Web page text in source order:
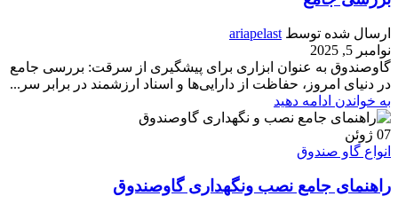
ارسال شده توسط ariapelast
نوامبر 5, 2025
گاوصندوق به عنوان ابزاری برای پیشگیری از سرقت: بررسی جامع
در دنیای امروز، حفاظت از دارایی‌ها و اسناد ارزشمند در برابر سر...
به خواندن ادامه دهید
07 ژوئن
انواع گاو صندوق
راهنمای جامع نصب ونگهداری گاوصندوق